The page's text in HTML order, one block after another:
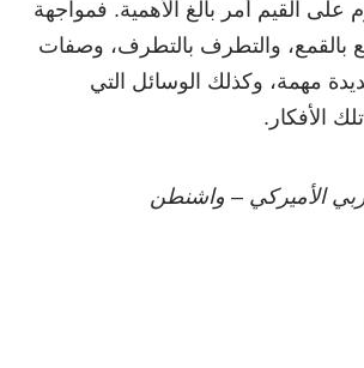
على القيم أمر بالغ الأهمية. فمواجهة
بالقمع، والتطرف بالتطرف، وصفات
مهمة، وكذلك الوسائل التي
الأفكار.
الأميركي – واشنطن